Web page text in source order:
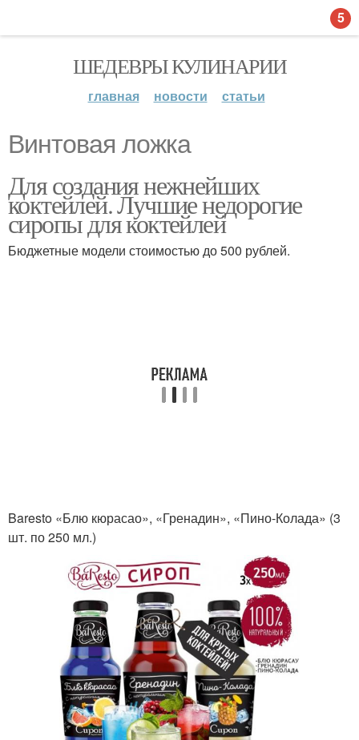
ШЕДЕВРЫ КУЛИНАРИИ
главная новости статьи
Винтовая ложка
Для создания нежнейших
коктейлей. Лучшие недорогие
сиропы для коктейлей
Бюджетные модели стоимостью до 500 рублей.
Baresto «Блю кюрасао», «Гренадин», «Пино-Колада» (3
шт. по 250 мл.)
5